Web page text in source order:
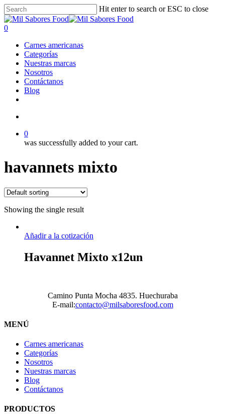
Skip
to
main
Hit enter to search or ESC to close
Close
Search
search
0
Carnes americanas
Categorías
Nuestras marcas
Nosotros
Contáctanos
Blog
0
was successfully added to your cart.
havannets mixto
Showing the single result
Añadir a la cotización
Havannet Mixto x12un
Camino Punta Mocha 4835. Huechuraba
E-mail:contacto@milsaboresfood.com
MENÚ
Carnes americanas
Categorías
Nosotros
Nuestras marcas
Blog
Contáctanos
PRODUCTOS